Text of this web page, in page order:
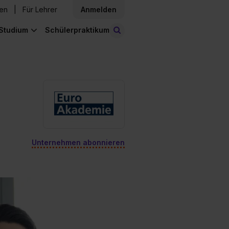
Für Lehrer Anmelden
Schülerpraktikum
Unternehmen abonnieren